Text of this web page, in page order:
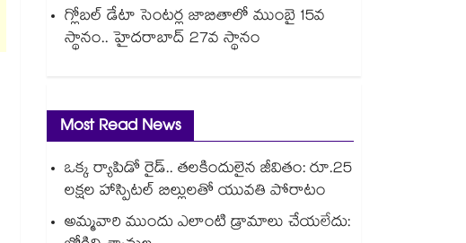
గ్లోబల్ డేటా సెంటర్ల జాబితాలో ముంబై 15వ
స్థానం.. హైదరాబాద్ 27వ స్థానం
Most Read News
ఒక్క ర్యాపిడో రైడ్.. తలకిందులైన జీవితం: రూ.25
లక్షల హాస్పిటల్ బిల్లులతో యువతి పోరాటం
అమ్మవారి ముందు ఎలాంటి డ్రామాలు చేయలేదు: